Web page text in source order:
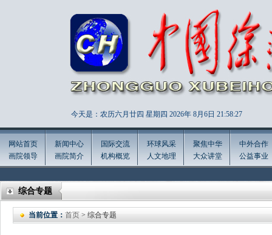
今天是：农历六月廿四 星期四 2026年 8月6日 21:58:28
网站首页
画院领导
新闻中心
画院简介
国际交流
机构概览
环球风采
人文地理
聚焦中华
大众讲堂
中外合作
公益事业
综合专题
当前位置： 首页 > 综合专题